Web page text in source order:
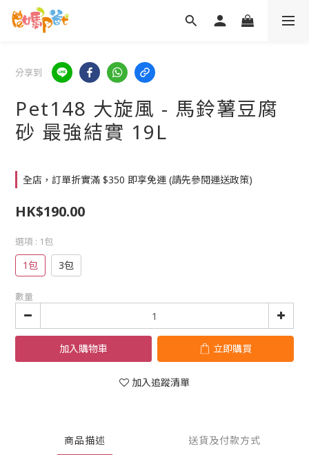
分享到
Pet148 大旋風 - 馬鈴薯豆腐
砂 最強結實 19L
全店，訂單折實滿 $350 即享免運 (請先參閱運送政策)
HK$190.00
選項 : 1包
1包 3包
數量
加入購物車 立即購買
加入追蹤清單
商品描述 送貨及付款方式